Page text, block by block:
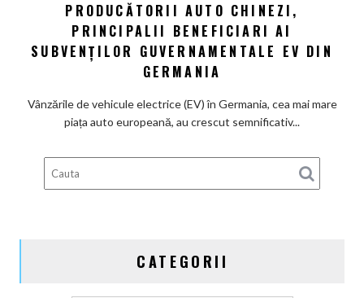
100%
chinezi,
din
Germania
PRODUCĂTORII AUTO CHINEZI,
PRINCIPALII BENEFICIARI AI
SUBVENȚILOR GUVERNAMENTALE EV DIN
GERMANIA
Vânzările de vehicule electrice (EV) în Germania, cea mai mare
piața auto europeană, au crescut semnificativ...
CATEGORII